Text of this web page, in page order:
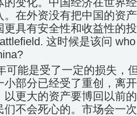
。在外资没有把中国的资
更具有安全性和收益性的
这时候是该问
可能是受了一定的损失，
小部分已经受了重创，离
以更大的资产要博回以前
们不会死心的。市场会一